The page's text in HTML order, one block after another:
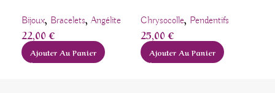
Bijoux, Bracelets, Angélite
22,00€
Ajouter Au Panier
Chrysocolle, Pendentifs
25,00€
Ajouter Au Panier